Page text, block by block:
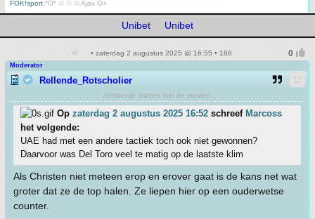
FOK!sport *O* ✩ ✩ ✩ Ajax O+
Unibet Unibet
• zaterdag 2 augustus 2025 @ 16:55 • 186
Moderator
Rellende_Rotscholier
Robbertje matten met de wouten
Op zaterdag 2 augustus 2025 16:52 schreef Marcoss
het volgende:
UAE had met een andere tactiek toch ook niet gewonnen?
Daarvoor was Del Toro veel te matig op de laatste klim
Als Christen niet meteen erop en erover gaat is de kans net wat
groter dat ze de top halen. Ze liepen hier op een ouderwetse
counter.